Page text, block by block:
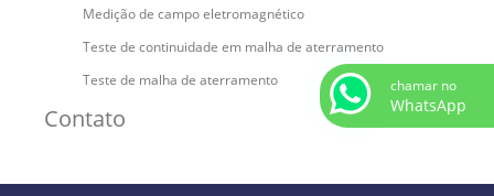
Medição de campo eletromagnético
Teste de continuidade em malha de aterramento
Teste de malha de aterramento
Contato
chamar no
WhatsApp